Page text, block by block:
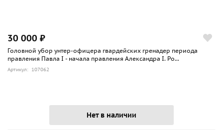
30 000 ₽
Головной убор унтер-офицера гвардейских гренадер периода
правления Павла I - начала правления Александра I. Ро...
Артикул: 107062
Нет в наличии